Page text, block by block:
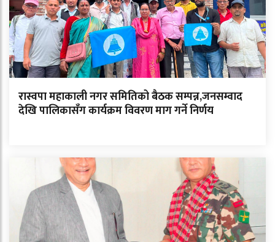
रास्वपा महाकाली नगर समितिको बैठक सम्पन्न,जनसम्वाद
देखि पालिकासँग कार्यक्रम विवरण माग गर्ने निर्णय